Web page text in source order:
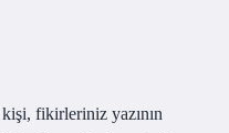
fikirleriniz yazının